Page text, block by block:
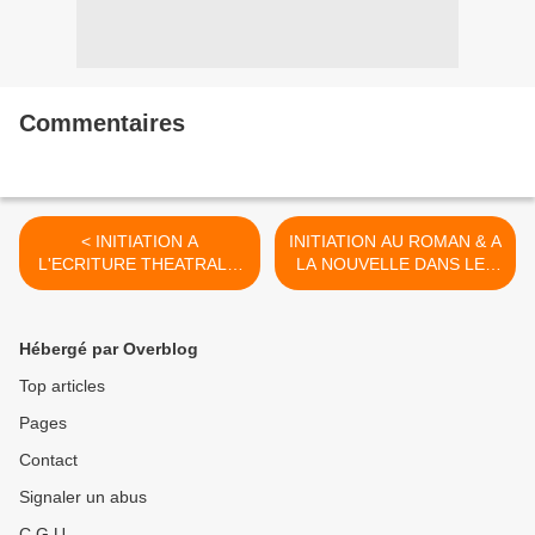
Commentaires
< INITIATION A
L'ECRITURE THEATRALE,
Mercredi 18 et/ou vendredi
INITIATION AU ROMAN & A
LA NOUVELLE DANS LES
CYCLADES, DU 8 au 15
Hébergé par Overblog
Top articles
Pages
Contact
Signaler un abus